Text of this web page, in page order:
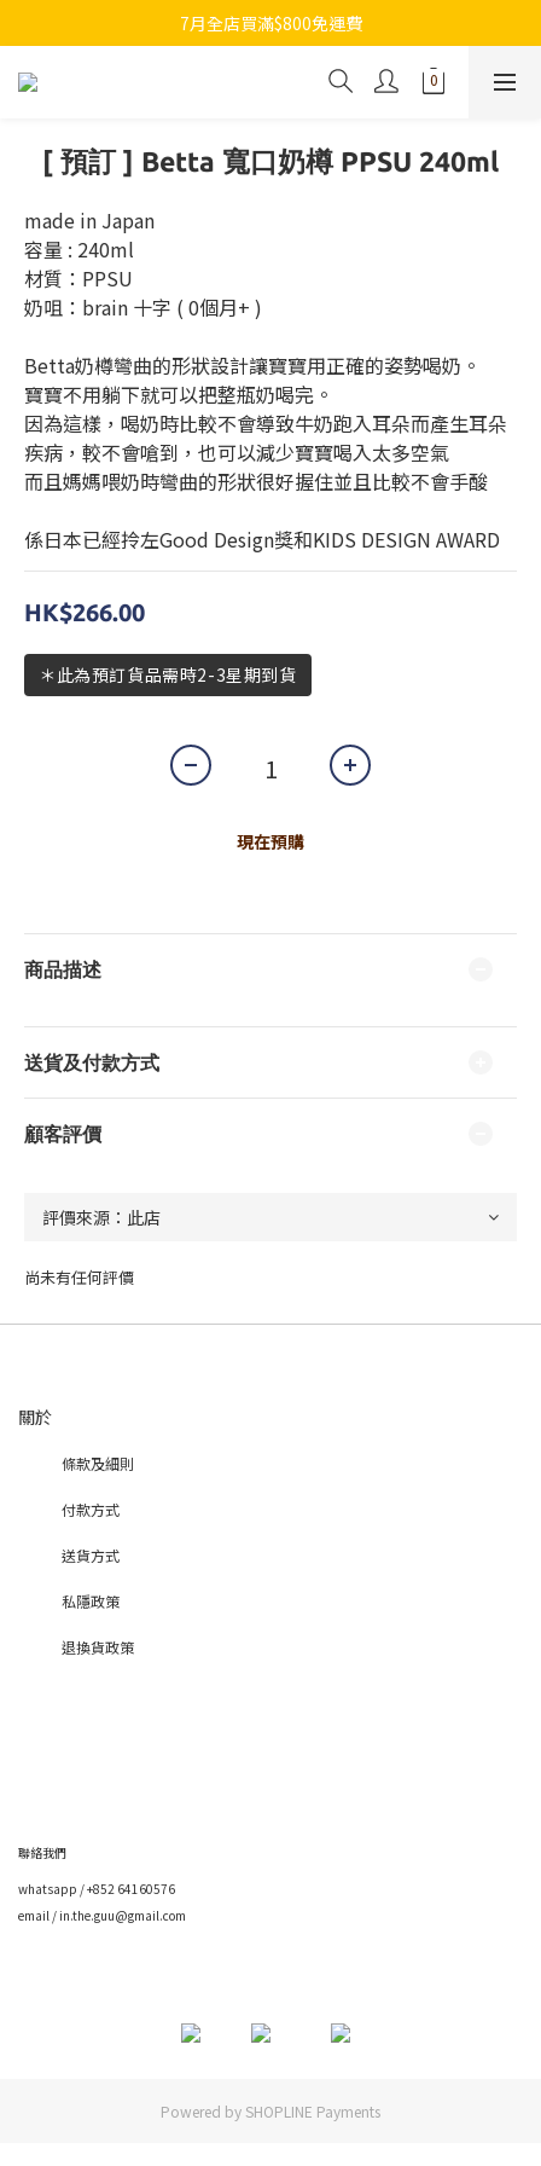
7月全店買滿$800免運費
7月全店買滿$800免運費
歡迎whatsapp查詢各類型日本代購
[ 預訂 ] Betta 寬口奶樽 PPSU 240ml
made in Japan
容量 : 240ml
材質：PPSU
奶咀：brain 十字 ( 0個月+ )
Betta奶樽彎曲的形狀設計讓寶寶用正確的姿勢喝奶。
寶寶不用躺下就可以把整瓶奶喝完。
因為這樣，喝奶時比較不會導致牛奶跑入耳朵而產生耳朵
疾病，較不會嗆到，也可以減少寶寶喝入太多空氣
而且媽媽喂奶時彎曲的形狀很好握住並且比較不會手酸
係日本已經拎左Good Design獎和KIDS DESIGN AWARD
HK$266.00
＊此為預訂貨品需時2-3星期到貨
現在預購
商品描述
送貨及付款方式
顧客評價
尚未有任何評價
關於
條款及細則
付款方式
送貨方式
私隱政策
退換貨政策
聯絡我們
whatsapp / +852 64160576
email / in.the.guu@gmail.com
Powered by SHOPLINE Payments